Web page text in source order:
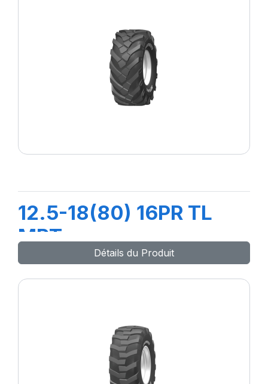
12.5-18(80) 16PR TL
MPT
Détails du Produit